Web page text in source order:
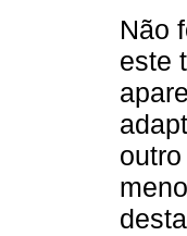
Não
este